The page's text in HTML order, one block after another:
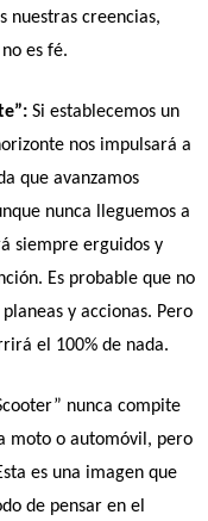
nuestras creencias,
es fé.
Si establecemos un
nos impulsará a
que avanzamos
nunca lleguemos a
siempre erguidos y
Es probable que no
y accionas. Pero
el 100% de nada.
nunca compite
moto o automóvil, pero
es una imagen que
de pensar en el